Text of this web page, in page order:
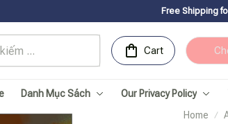
Free Shipping for Orders over
Cart
Danh Mục Sách Our Privacy Policy
Home